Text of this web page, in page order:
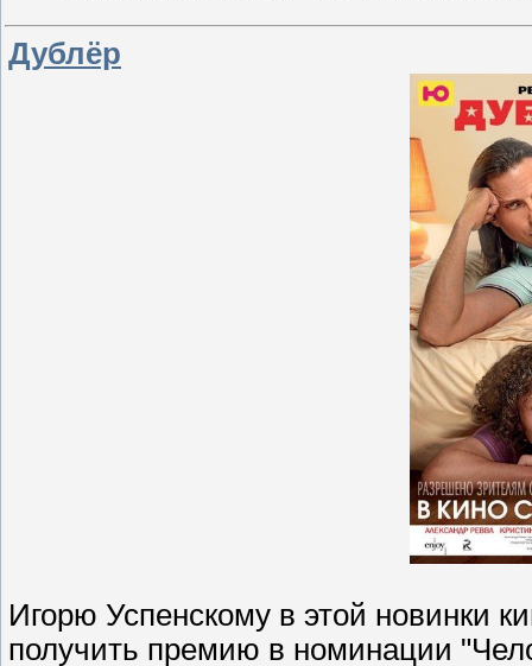
Дублёр
Игорю Успенскому в этой новинки
получить премию в номинации